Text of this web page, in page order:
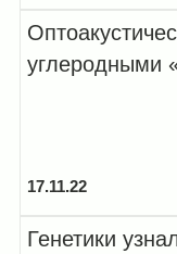
углеродными
17.11.22
Генетики